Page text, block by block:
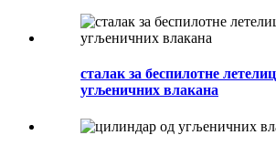
сталак за беспилотне
угљеничних влакана